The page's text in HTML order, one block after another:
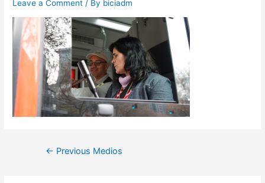
Leave a Comment / By biciadm
← Previous Medios